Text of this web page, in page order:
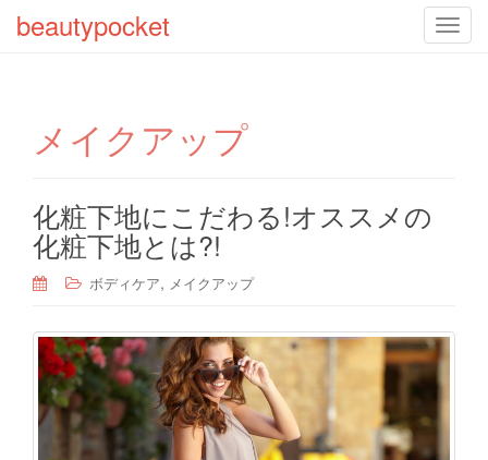
T
t
beautypocket
メイクアップ
化粧下地にこだわる!オススメの
化粧下地とは?!
ボディケア, メイクアップ